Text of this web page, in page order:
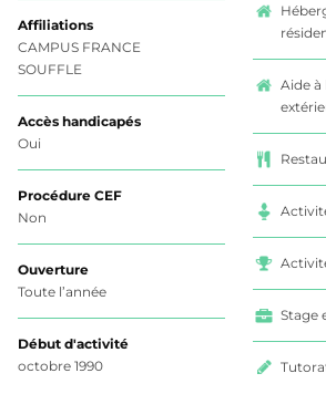
Affiliations
CAMPUS FRANCE
SOUFFLE
Accès handicapés
Oui
Procédure CEF
Non
Ouverture
Toute l’année
Début d'activité
octobre 1990
Aide à
Stage